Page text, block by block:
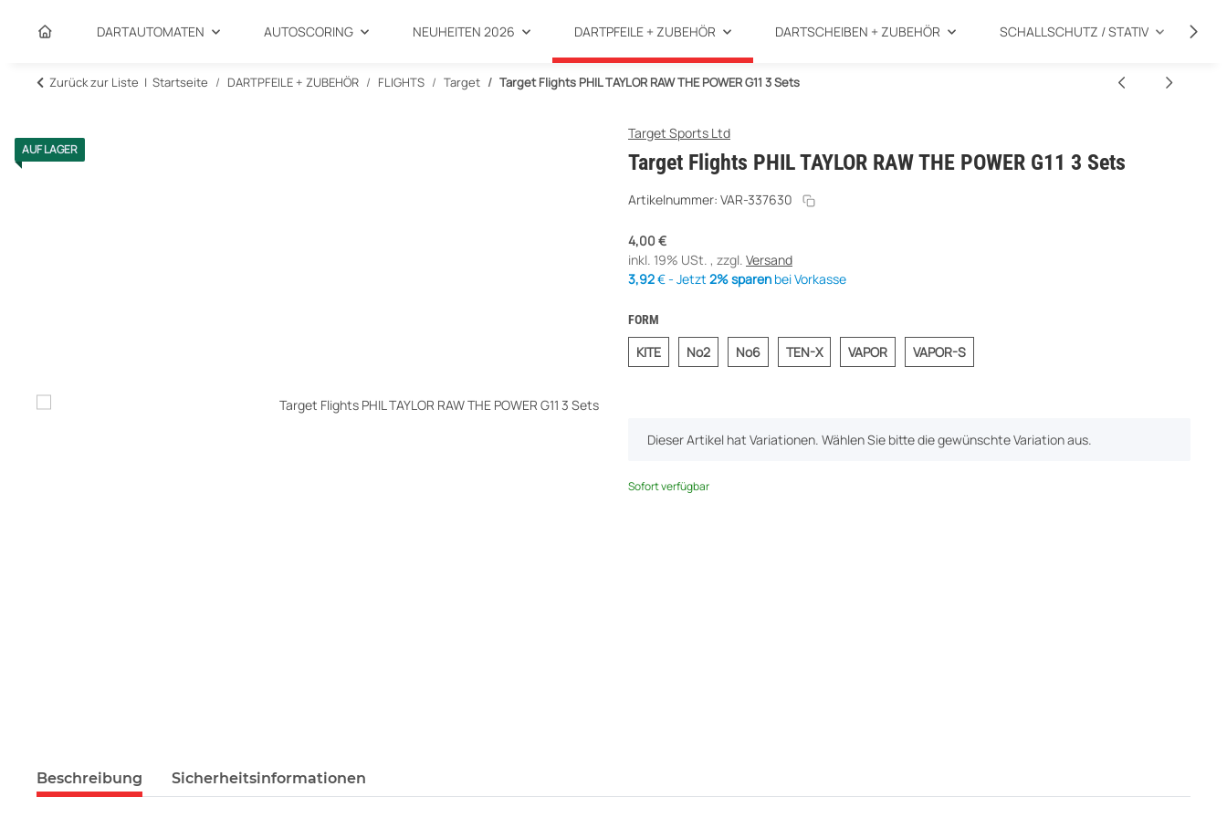
DARTAUTOMATEN AUTOSCORING NEUHEITEN 2026 DARTPFEILE + ZUBEHÖR DARTSCHEIBEN + ZUBEHÖR SCHALLSCHUTZ / STATIV
Zurück zur Liste Startseite DARTPFEILE + ZUBEHÖR FLIGHTS Target Target Flights PHIL TAYLOR RAW THE POWER G11 3 Sets
AUF LAGER
Target Sports Ltd
Target Flights PHIL TAYLOR RAW THE POWER G11 3 Sets
Artikelnummer: VAR-337630
4,00 €
inkl. 19% USt. , zzgl. Versand
3,92€ - Jetzt 2% sparen bei Vorkasse
FORM
KITEKITE No2No2 No6No6 TEN-XTEN-XVAPORVAPORVAPOR-SVAPOR-S
x
Dieser Artikel hat Variationen. Wählen Sie bitte die gewünschte Variation aus.
Sofort verfügbar
Beschreibung Sicherheitsinformationen